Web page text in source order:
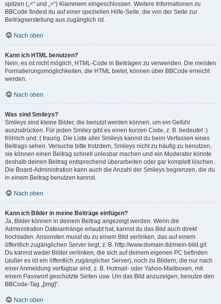
spitzen („<“ und „>“) Klammern eingeschlossen. Weitere Informationen zu
BBCode findest du auf einer speziellen Hilfe-Seite, die von der Seite zur
Beitragserstellung aus zugänglich ist.
Nach oben
Kann ich HTML benutzen?
Nein, es ist nicht möglich, HTML-Code in Beiträgen zu verwenden. Die meisten
Formatierungsmöglichkeiten, die HTML bietet, können über BBCode erreicht
werden.
Nach oben
Was sind Smileys?
Smileys sind kleine Bilder, die benutzt werden können, um ein Gefühl
auszudrücken. Für jeden Smiley gibt es einen kurzen Code, z. B. bedeutet :)
fröhlich und :( traurig. Die Liste aller Smileys kannst du beim Verfassen eines
Beitrags sehen. Versuche bitte trotzdem, Smileys nicht zu häufig zu benutzen,
sie können einen Beitrag schnell unlesbar machen und ein Moderator könnte
deshalb deinen Beitrag entsprechend überarbeiten oder gar komplett löschen.
Die Board-Administration kann auch die Anzahl der Smileys begrenzen, die du
in einem Beitrag benutzen kannst.
Nach oben
Kann ich Bilder in meine Beiträge einfügen?
Ja, Bilder können in deinem Beitrag angezeigt werden. Wenn die
Administration Dateianhänge erlaubt hat, kannst du das Bild auch direkt
hochladen. Ansonsten musst du zu einem Bild verlinken, das auf einem
öffentlich zugänglichen Server liegt, z. B. http://www.domain.tld/mein-bild.gif.
Du kannst weder Bilder verlinken, die sich auf deinem eigenen PC befinden
(außer es ist ein öffentlich zugänglicher Server), noch zu Bildern, die nur nach
einer Anmeldung verfügbar sind, z. B. Hotmail- oder Yahoo-Mailboxen, mit
einem Passwort geschützte Seiten usw. Um das Bild anzuzeigen, benutze den
BBCode-Tag „[img]“.
Nach oben